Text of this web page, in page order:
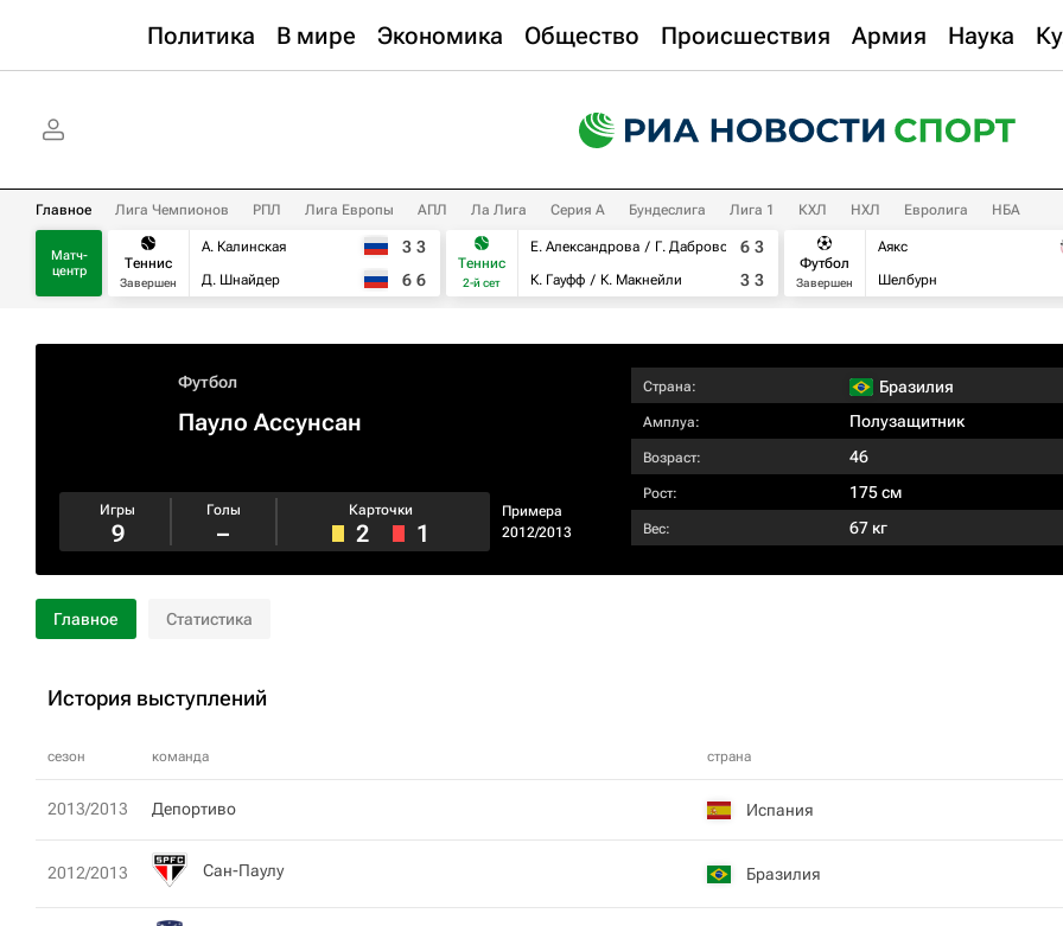
Политика В мире Экономика Общество Происшествия Армия Наука
Главное Лига Чемпионов РПЛ Лига Европы АПЛ Ла Лига Серия А Бундеслига Лига 1 КХЛ НХЛ Евролига НБА
Матч-
центр
Теннис
Завершен
А. Калинская
Д. Шнайдер
3 3
6 6
Теннис
2-й сет
Е. Александрова
Г. Дабровски
К. Гауфф
К. Макнейли
6 3
3 3
Футбол
Завершен
Аякс
Шелбурн
Футбол
Пауло Ассунсан
Примера
2012/2013
Игры
9
Голы
–
Карточки
2 1
Страна: Бразилия
Амплуа: Полузащитник
Возраст: 46
Рост: 175 см
Вес: 67 кг
Главное Статистика
История выступлений
сезон команда страна
2013/2013 Депортиво Испания
2012/2013 Сан-Паулу Бразилия